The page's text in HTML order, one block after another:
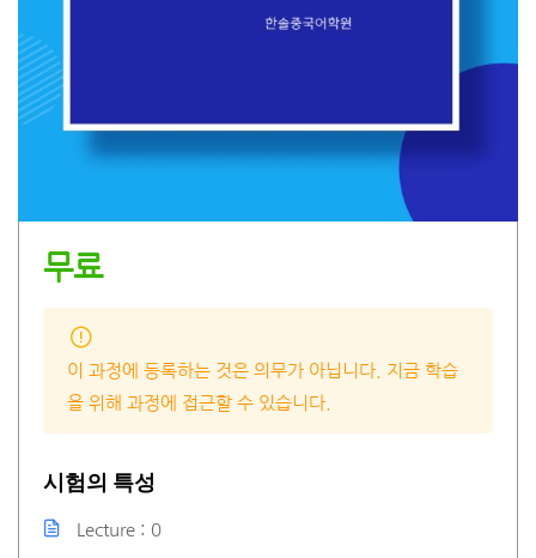
무료
이 과정에 등록하는 것은 의무가 아닙니다. 지금 학습
을 위해 과정에 접근할 수 있습니다.
시험의 특성
Lecture 0